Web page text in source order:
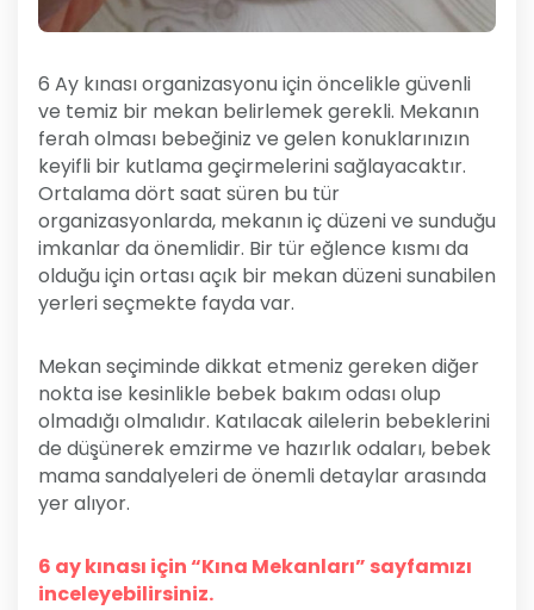
6 Ay kınası organizasyonu için öncelikle güvenli
ve temiz bir mekan belirlemek gerekli. Mekanın
ferah olması bebeğiniz ve gelen konuklarınızın
keyifli bir kutlama geçirmelerini sağlayacaktır.
Ortalama dört saat süren bu tür
organizasyonlarda, mekanın iç düzeni ve sunduğu
imkanlar da önemlidir. Bir tür eğlence kısmı da
olduğu için ortası açık bir mekan düzeni sunabilen
yerleri seçmekte fayda var.
Mekan seçiminde dikkat etmeniz gereken diğer
nokta ise kesinlikle bebek bakım odası olup
olmadığı olmalıdır. Katılacak ailelerin bebeklerini
de düşünerek emzirme ve hazırlık odaları, bebek
mama sandalyeleri de önemli detaylar arasında
yer alıyor.
6 ay kınası için “Kına Mekanları” sayfamızı
inceleyebilirsiniz.